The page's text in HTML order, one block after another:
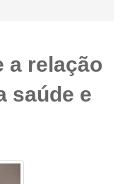
a relação
saúde e